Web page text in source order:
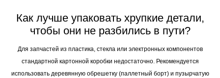
Как лучше упаковать хрупкие детали,
чтобы они не разбились в пути?
Для запчастей из пластика, стекла или электронных компонентов
стандартной картонной коробки недостаточно. Рекомендуется
использовать деревянную обрешетку (паллетный борт) и пузырчатую